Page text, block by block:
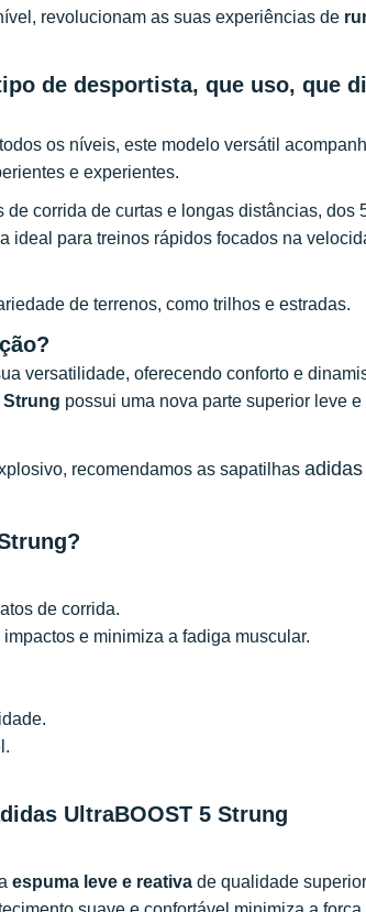
revolucionam as suas experiências de
de desportista, que uso, que
os níveis, este modelo versátil
e experientes.
corrida de curtas e longas distâncias, dos
ideal para treinos rápidos focados na
de terrenos, como trilhos e estradas.
versatilidade, oferecendo conforto e
Strung possui uma nova parte superior leve
recomendamos as sapatilhas
de corrida.
e minimiza a fadiga muscular.
UltraBOOST 5 Strung
espuma leve e reativa de qualidade